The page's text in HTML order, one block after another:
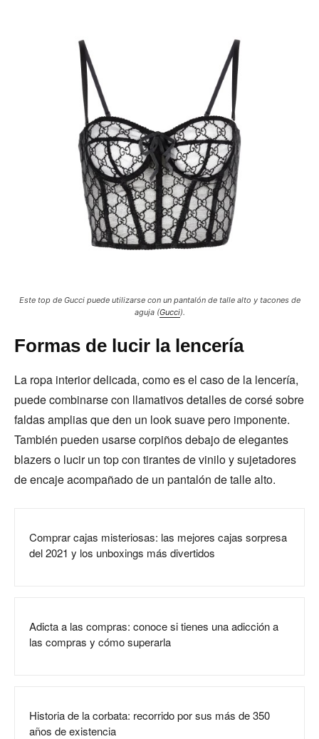
Este top de Gucci puede utilizarse con un pantalón de talle alto y tacones de
aguja (Gucci).
Formas de lucir la lencería
La ropa interior delicada, como es el caso de la lencería,
puede combinarse con llamativos detalles de corsé sobre
faldas amplias que den un look suave pero imponente.
También pueden usarse corpiños debajo de elegantes
blazers o lucir un top con tirantes de vinilo y sujetadores
de encaje acompañado de un pantalón de talle alto.
Comprar cajas misteriosas: las mejores cajas sorpresa
del 2021 y los unboxings más divertidos
Adicta a las compras: conoce si tienes una adicción a
las compras y cómo superarla
Historia de la corbata: recorrido por sus más de 350
años de existencia